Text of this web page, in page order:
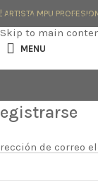
Skip to navigation
Skip to main
| ARTISTA MPU
MENU
de correo